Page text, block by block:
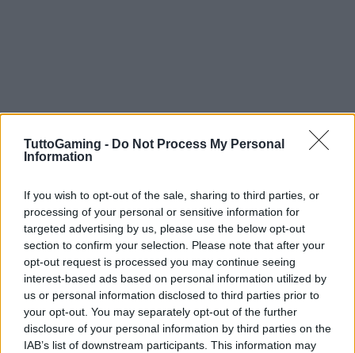
TuttoGaming - Do Not Process My Personal
Information
If you wish to opt-out of the sale, sharing to third parties, or
processing of your personal or sensitive information for
targeted advertising by us, please use the below opt-out
section to confirm your selection. Please note that after your
opt-out request is processed you may continue seeing
interest-based ads based on personal information utilized by
us or personal information disclosed to third parties prior to
your opt-out. You may separately opt-out of the further
disclosure of your personal information by third parties on the
IAB’s list of downstream participants. This information may
Nel complesso, questo capitolo rinnova
l’ambientazione di Fahrul con un motore grafico
aggiornato e meccaniche raffinate, offrendo una
combinazione di narrativa, strategia e rigiocabilità.
Che tu voglia affrontare la tirannia della regina
Rosomon, provare la sopravvivenza estrema del
Carnevale oscuro o perfezionare l’arte del
posizionamento su griglia, il gioco propone